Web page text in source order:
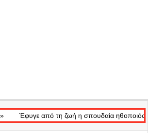
Έφυγε από τη ζωή η σπουδαία ηθοποιός Μάρω